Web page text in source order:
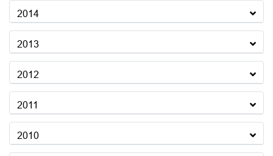
2014
2013
2012
2011
2010